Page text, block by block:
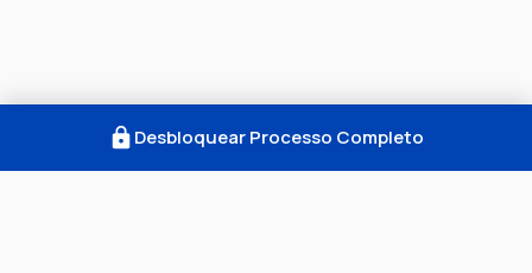
Desbloquear Processo Completo